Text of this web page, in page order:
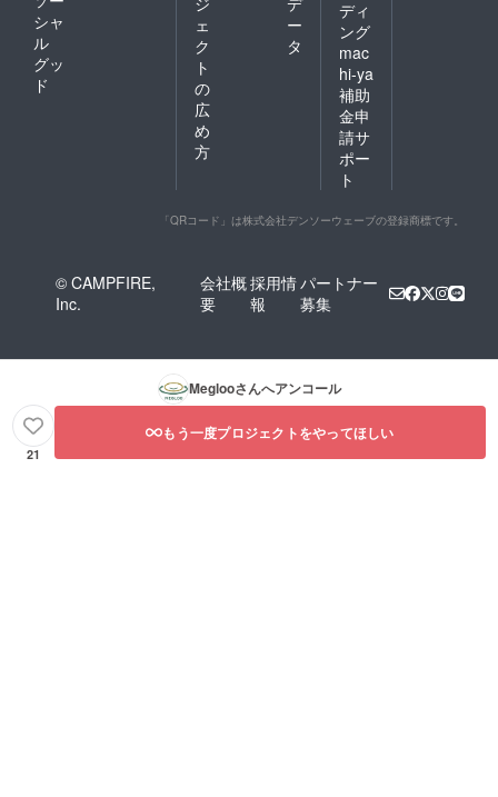
シャ
ル
グッ
ド
ェ
ク
ト
の
広
め
方
ー
タ
ディ
ング
mac
hi-ya
補助
金申
請サ
ポー
ト
「QRコード」は株式会社デンソーウェーブの登録商標です。
© CAMPFIRE,
Inc.
会社概
要
採用情
報
パートナー
募集
Meglooさんへアンコール
21
もう一度プロジェクトをやってほしい